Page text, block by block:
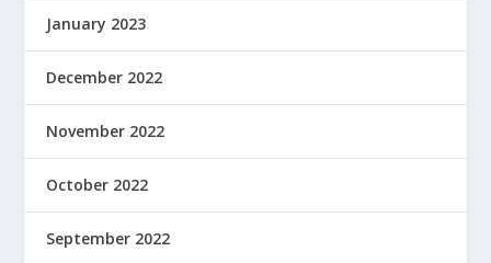
January 2023
December 2022
November 2022
October 2022
September 2022